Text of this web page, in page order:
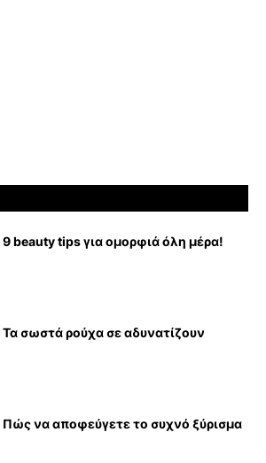
9 beauty tips για ομορφιά όλη μέρα!
Τα σωστά ρούχα σε αδυνατίζουν
Πώς να αποφεύγετε το συχνό ξύρισμα